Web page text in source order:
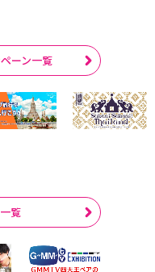
ーン一覧
覧